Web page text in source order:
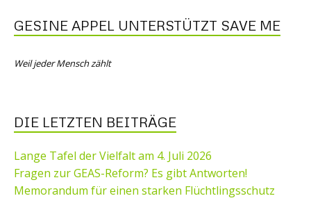
GESINE APPEL UNTERSTÜTZT SAVE ME
Weil jeder Mensch zählt
DIE LETZTEN BEITRÄGE
Lange Tafel der Vielfalt am 4. Juli 2026
Fragen zur GEAS-Reform? Es gibt Antworten!
Memorandum für einen starken Flüchtlingsschutz